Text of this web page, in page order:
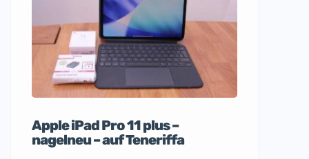
Apple iPad Pro 11 plus –
nagelneu – auf Teneriffa